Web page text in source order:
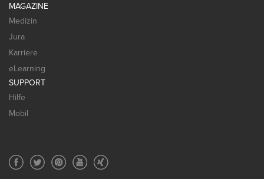
MAGAZINE
Medizin
Jura
Karriere
eLearning
SUPPORT
Hilfe
Mobil